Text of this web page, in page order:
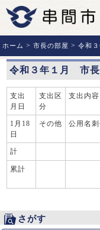
ホーム >市長の部屋 >令和
令和３年１月 市長
支出
月日
支出区
分
支出内容
1月18
日
その他 公用名
計
累計
さがす